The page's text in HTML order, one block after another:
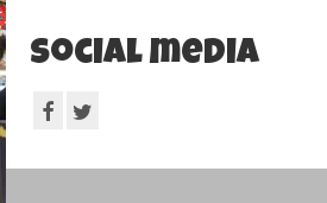
Social media